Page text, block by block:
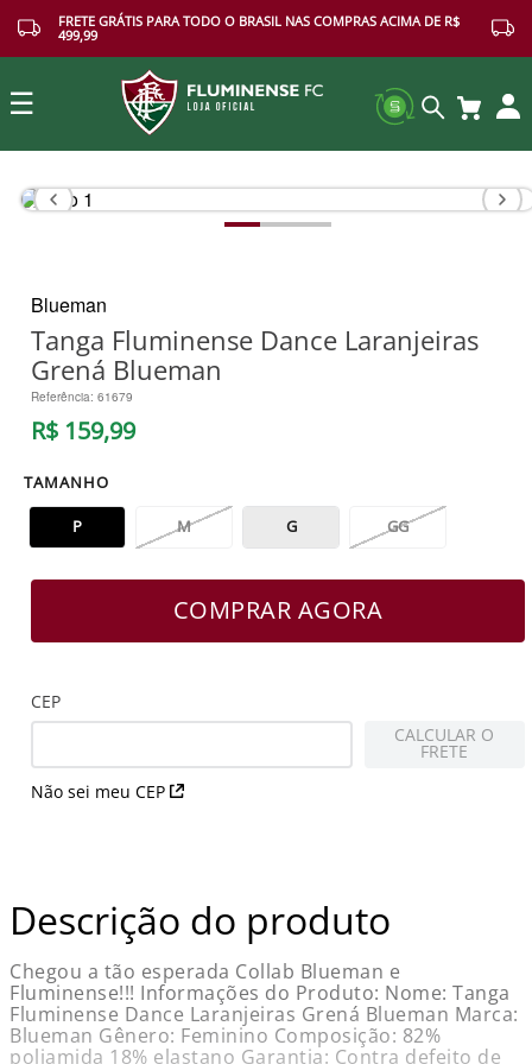
FRETE GRÁTIS PARA TODO O BRASIL NAS COMPRAS ACIMA DE R$
499,99
☰
Buscar
Blueman
Tanga Fluminense Dance Laranjeiras
Grená Blueman
Referência: 61679
R$ 159,99
TAMANHO
P M G GG
COMPRAR AGORA
CEP
Não sei meu CEP
CALCULAR O
FRETE
Descrição do produto
Chegou a tão esperada Collab Blueman e
Fluminense!!! Informações do Produto: Nome: Tanga
Fluminense Dance Laranjeiras Grená Blueman Marca:
Blueman Gênero: Feminino Composição: 82%
poliamida 18% elastano Garantia: Contra defeito de